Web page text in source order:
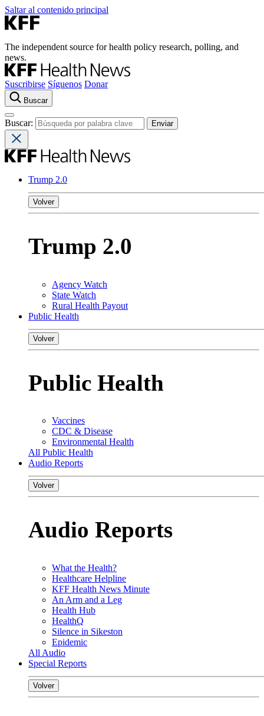
Saltar al contenido principal
The independent source for health policy research, polling, and
news.
Suscribirse Síguenos Donar
Buscar
Buscar:
Trump 2.0
Volver
Trump 2.0
Agency Watch
State Watch
Rural Health Payout
Public Health
Volver
Public Health
Vaccines
CDC & Disease
Environmental Health
All Public Health
Audio Reports
Volver
Audio Reports
What the Health?
Healthcare Helpline
KFF Health News Minute
An Arm and a Leg
Health Hub
HealthQ
Silence in Sikeston
Epidemic
All Audio
Special Reports
Volver